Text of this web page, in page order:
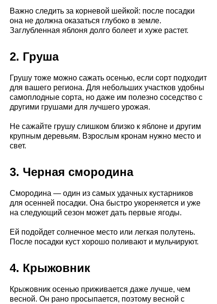
Важно следить за корневой шейкой: после посадки
она не должна оказаться глубоко в земле.
Заглубленная яблоня долго болеет и хуже растет.
2. Груша
Грушу тоже можно сажать осенью, если сорт подходит
для вашего региона. Для небольших участков удобны
самоплодные сорта, но даже им полезно соседство с
другими грушами для лучшего урожая.
Не сажайте грушу слишком близко к яблоне и другим
крупным деревьям. Взрослым кронам нужно место и
свет.
3. Черная смородина
Смородина — один из самых удачных кустарников
для осенней посадки. Она быстро укореняется и уже
на следующий сезон может дать первые ягоды.
Ей подойдет солнечное место или легкая полутень.
После посадки куст хорошо поливают и мульчируют.
4. Крыжовник
Крыжовник осенью приживается даже лучше, чем
весной. Он рано просыпается, поэтому весной с